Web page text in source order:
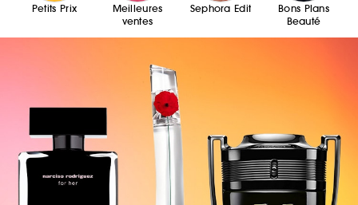
Petits Prix
Meilleures
ventes
Sephora Edit
Bons Plans
Beauté